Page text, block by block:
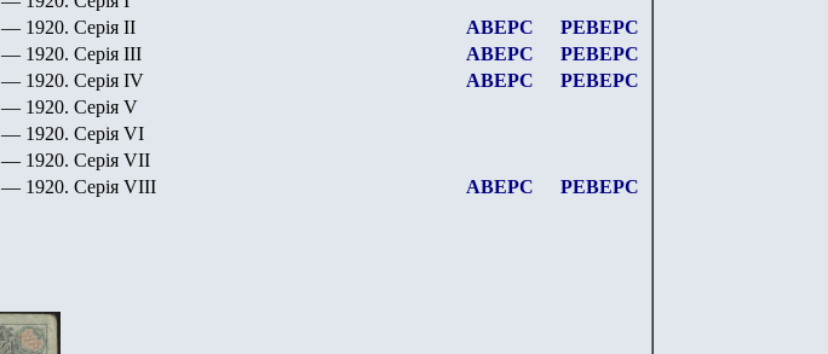
— 1920. Серiя II АВЕРС
РЕВЕРС
— 1920. Серiя III АВЕРС
РЕВЕРС
— 1920. Серiя IV АВЕРС
РЕВЕРС
— 1920. Серiя V
— 1920. Серiя VI
— 1920. Серiя VII
— 1920. Серiя VIII АВЕРС РЕВЕРС